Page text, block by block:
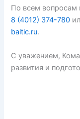
По всем вопросам
8 (4012) 374-780
baltic.ru.
С уважением,
развития и